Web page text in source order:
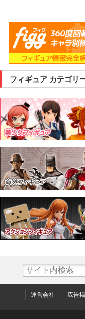
フィギュア カテゴリ
運営会社 広告